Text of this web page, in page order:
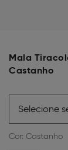
Mala
Castanho
Selecione
Cor: Castanho